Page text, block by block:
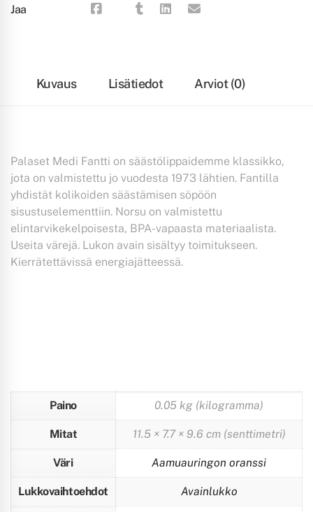
Jaa
Kuvaus Lisätiedot Arviot (0)
Palaset Medi Fantti on säästölippaidemme klassikko,
jota on valmistettu jo vuodesta 1973 lähtien. Fantilla
yhdistät kolikoiden säästämisen söpöön
sisustuselementtiin. Norsu on valmistettu
elintarvikekelpoisesta, BPA-vapaasta materiaalista.
Useita värejä. Lukon avain sisältyy toimitukseen.
Kierrätettävissä energiajätteessä.
Paino 0.05 kg (kilogramma)
Mitat 11.5 × 7.7 × 9.6 cm (senttimetri)
Väri Aamuauringon oranssi
Lukkovaihtoehdot Avainlukko